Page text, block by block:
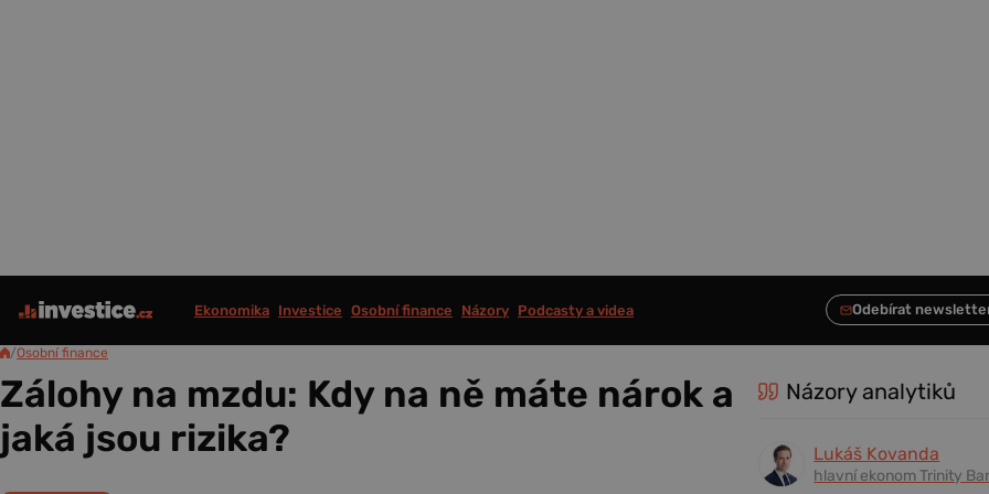
Ekonomika Investice Osobní finance Názory Podcasty a videa
/Osobní finance
Zálohy na mzdu: Kdy na ně máte nárok a
jaká jsou rizika?
Názory analytiků
Lukáš Kovanda
hlavní ekonom Trinity